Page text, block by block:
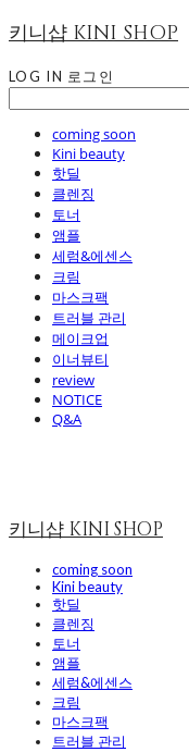
키니샵 KINI SHOP
LOG IN 로그인
coming soon
Kini beauty
핫딜
클렌징
토너
앰플
세럼&에센스
크림
마스크팩
트러블 관리
메이크업
이너뷰티
review
NOTICE
Q&A
키니샵 KINI SHOP
coming soon
Kini beauty
핫딜
클렌징
토너
앰플
세럼&에센스
크림
마스크팩
트러블 관리